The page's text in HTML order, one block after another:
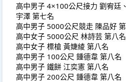
高中男子 4×100公尺接力 劉宥廷
宇澤 第七名
高中男子 5000公尺競走 陳品好
高中女子 5000公尺 林詩芸 第八名
高中女子 標槍 黃婕綾 第八名
高中男子 100公尺 鍾德韋 第八名
高中男子 鐵餅 江奕憲 第八名
高中男子 200公尺 鍾德韋 第八名